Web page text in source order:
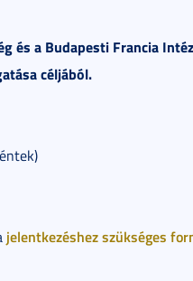
és a Budapesti Francia
céljából.
jelentkezéshez szükséges